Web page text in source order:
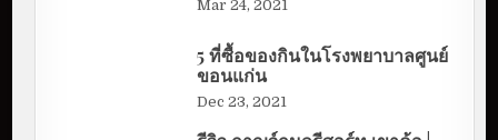
Mar 24, 2021
5 ที่ซื้อของกินในโรงพยาบาลศูนย์
ขอนแก่น
Dec 23, 2021